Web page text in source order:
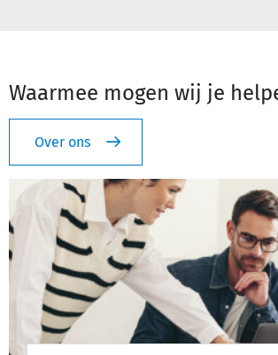
Waarmee mogen wij je
Over ons